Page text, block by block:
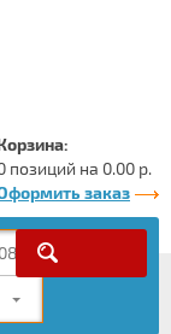
позиций на 0.00 р.
заказ